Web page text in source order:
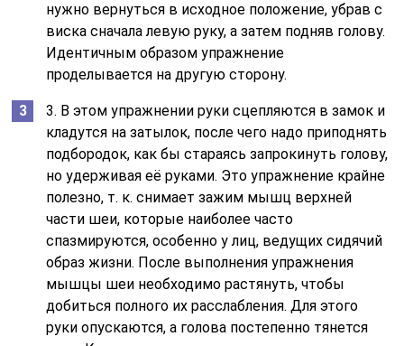
нужно вернуться в исходное положение, убрав с
виска сначала левую руку, а затем подняв голову.
Идентичным образом упражнение
проделывается на другую сторону.
3. В этом упражнении руки сцепляются в замок и
кладутся на затылок, после чего надо приподнять
подбородок, как бы стараясь запрокинуть голову,
но удерживая её руками. Это упражнение крайне
полезно, т. к. снимает зажим мышц верхней
части шеи, которые наиболее часто
спазмируются, особенно у лиц, ведущих сидячий
образ жизни. После выполнения упражнения
мышцы шеи необходимо растянуть, чтобы
добиться полного их расслабления. Для этого
руки опускаются, а голова постепенно тянется